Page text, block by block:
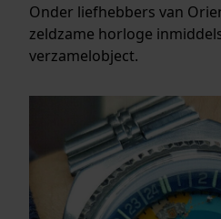
Onder liefhebbers van
zeldzame horloge
verzamelobject.